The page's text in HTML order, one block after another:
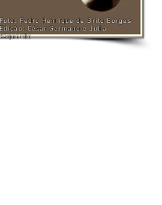
Foto: Pedro Henrique de Brito Borges
Edição: César Germano e Julia
Esquerdo